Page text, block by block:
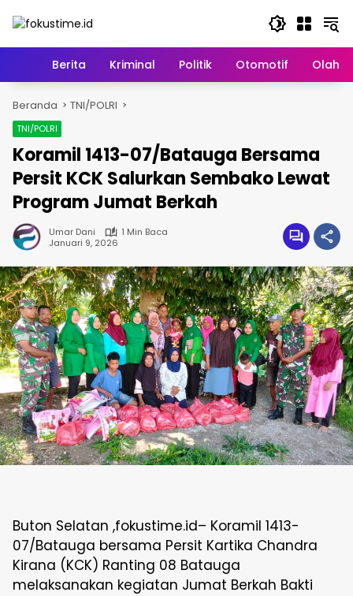
HomeBerita Kriminal Politik Otomotif
Beranda TNI/POLRI
TNI/POLRI
Koramil 1413-07/Batauga Bersama
Persit KCK Salurkan Sembako Lewat
Program Jumat Berkah
Umar Dani
1 Min Baca
Januari 9, 2026
Buton Selatan ,fokustime.id– Koramil 1413-
07/Batauga bersama Persit Kartika Chandra
Kirana (KCK) Ranting 08 Batauga
melaksanakan kegiatan Jumat Berkah Bakti